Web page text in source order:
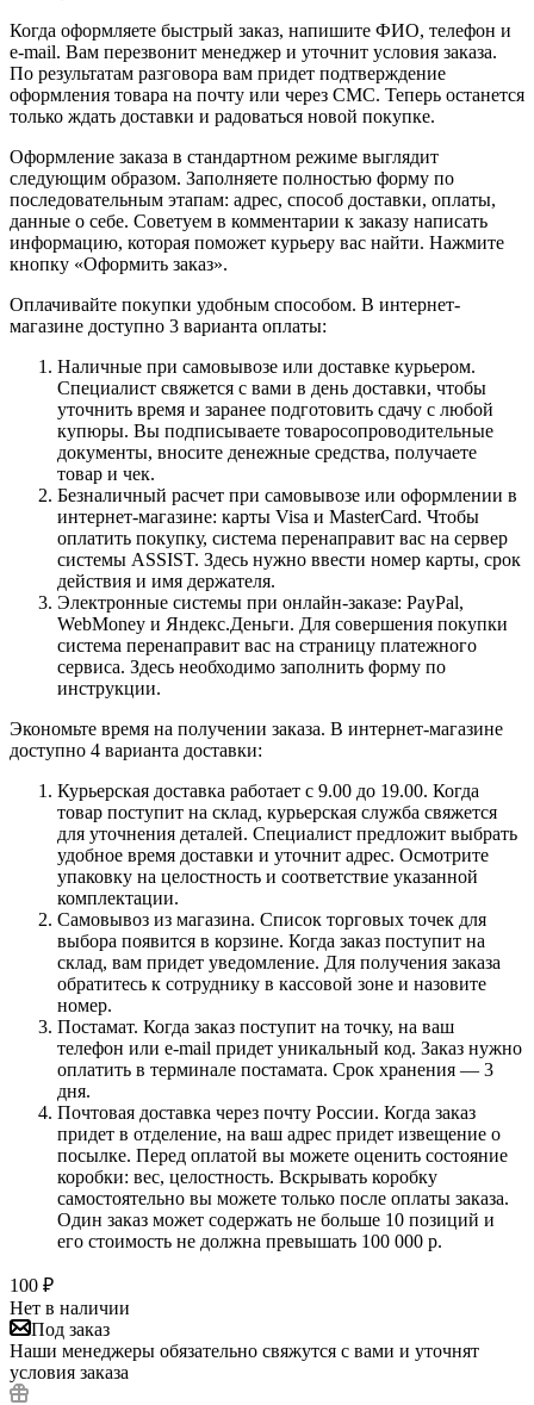
Когда оформляете быстрый заказ, напишите ФИО, телефон и
e-mail. Вам перезвонит менеджер и уточнит условия заказа.
По результатам разговора вам придет подтверждение
оформления товара на почту или через СМС. Теперь останется
только ждать доставки и радоваться новой покупке.
Оформление заказа в стандартном режиме выглядит
следующим образом. Заполняете полностью форму по
последовательным этапам: адрес, способ доставки, оплаты,
данные о себе. Советуем в комментарии к заказу написать
информацию, которая поможет курьеру вас найти. Нажмите
кнопку «Оформить заказ».
Оплачивайте покупки удобным способом. В интернет-
магазине доступно 3 варианта оплаты:
Наличные при самовывозе или доставке курьером.
Специалист свяжется с вами в день доставки, чтобы
уточнить время и заранее подготовить сдачу с любой
купюры. Вы подписываете товаросопроводительные
документы, вносите денежные средства, получаете
товар и чек.
Безналичный расчет при самовывозе или оформлении в
интернет-магазине: карты Visa и MasterCard. Чтобы
оплатить покупку, система перенаправит вас на сервер
системы ASSIST. Здесь нужно ввести номер карты, срок
действия и имя держателя.
Электронные системы при онлайн-заказе: PayPal,
WebMoney и Яндекс.Деньги. Для совершения покупки
система перенаправит вас на страницу платежного
сервиса. Здесь необходимо заполнить форму по
инструкции.
Экономьте время на получении заказа. В интернет-магазине
доступно 4 варианта доставки:
Курьерская доставка работает с 9.00 до 19.00. Когда
товар поступит на склад, курьерская служба свяжется
для уточнения деталей. Специалист предложит выбрать
удобное время доставки и уточнит адрес. Осмотрите
упаковку на целостность и соответствие указанной
комплектации.
Самовывоз из магазина. Список торговых точек для
выбора появится в корзине. Когда заказ поступит на
склад, вам придет уведомление. Для получения заказа
обратитесь к сотруднику в кассовой зоне и назовите
номер.
Постамат. Когда заказ поступит на точку, на ваш
телефон или e-mail придет уникальный код. Заказ нужно
оплатить в терминале постамата. Срок хранения — 3
дня.
Почтовая доставка через почту России. Когда заказ
придет в отделение, на ваш адрес придет извещение о
посылке. Перед оплатой вы можете оценить состояние
коробки: вес, целостность. Вскрывать коробку
самостоятельно вы можете только после оплаты заказа.
Один заказ может содержать не больше 10 позиций и
его стоимость не должна превышать 100 000 р.
100 ₽
Нет в наличии
Под заказ
Наши менеджеры обязательно свяжутся с вами и уточнят
условия заказа